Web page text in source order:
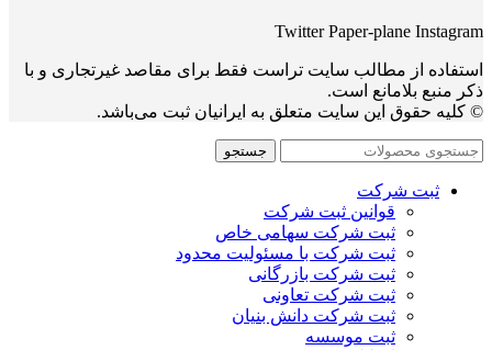
Twitter Paper-plane Instagram
استفاده از مطالب سایت تراست فقط برای مقاصد غیرتجاری و با
ذکر منبع بلامانع است.
© کلیه حقوق این سایت متعلق به ایرانیان ثبت می‌باشد.
جستجو
ثبت شرکت
قوانین ثبت شرکت
ثبت شرکت سهامی خاص
ثبت شرکت با مسئولیت محدود
ثبت شرکت بازرگانی
ثبت شرکت تعاونی
ثبت شرکت دانش بنیان
ثبت موسسه